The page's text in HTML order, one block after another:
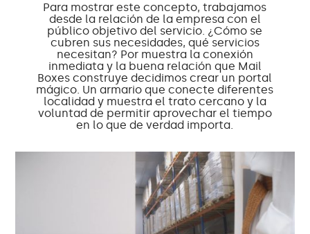
Para mostrar este concepto, trabajamos
desde la relación de la empresa con el
público objetivo del servicio. ¿Cómo se
cubren sus necesidades, qué servicios
necesitan? Por muestra la conexión
inmediata y la buena relación que Mail
Boxes construye decidimos crear un portal
mágico. Un armario que conecte diferentes
localidad y muestra el trato cercano y la
voluntad de permitir aprovechar el tiempo
en lo que de verdad importa.